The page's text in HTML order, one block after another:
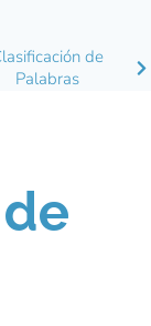
de
Palabras